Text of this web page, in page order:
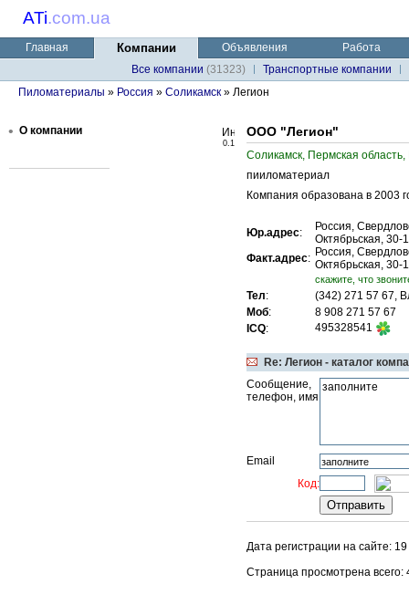
ATi.com.ua
Главная Компании Объявления
Работа
Все компании (31323)
Транспортные компании
Пиломатериалы » Россия » Соликамск » Легион
• О компании
0.1
ООО "Легион"
Соликамск, Пермская область,
пииломатериал
Компания образована в 2003
Юр.адрес:
Россия,
Октябрьская, 30-
Факт.адрес: Россия,
Октябрьская, 30-
cкажите, что
Тел:
(342) 271 57 67,
Моб:
8 908 271 57 67
ICQ: 495328541
Re: Легион - каталог
Сообщение,
телефон, имя
Email
Код:
Дата регистрации на сайте:
Страница просмотрена всего: